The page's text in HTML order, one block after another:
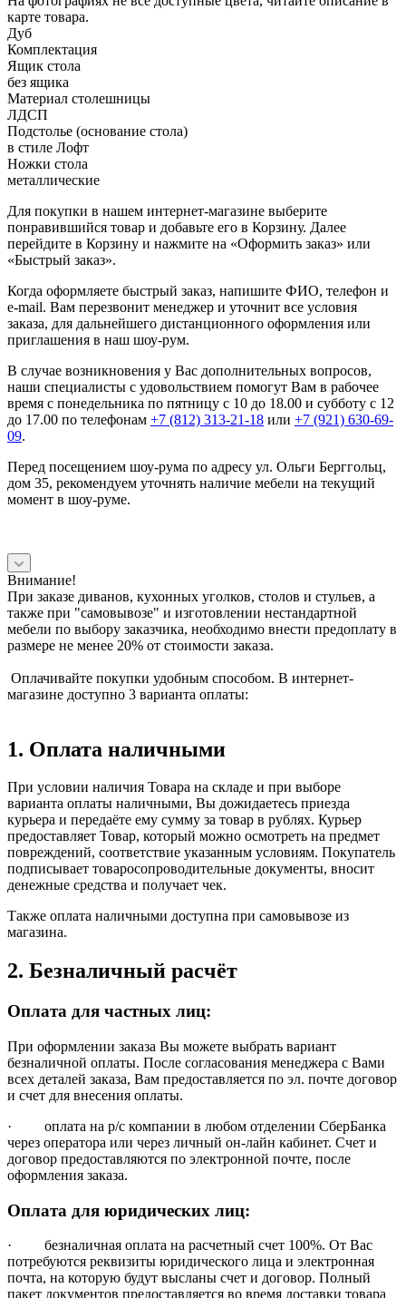
карте товара.
Дуб
Комплектация
Ящик стола
без ящика
Материал столешницы
ЛДСП
Подстолье (основание стола)
в стиле Лофт
Ножки стола
металлические
Для покупки в нашем интернет-магазине выберите
понравившийся товар и добавьте его в Корзину. Далее
перейдите в Корзину и нажмите на «Оформить заказ» или
«Быстрый заказ».
Когда оформляете быстрый заказ, напишите ФИО, телефон и
e-mail. Вам перезвонит менеджер и уточнит все условия
заказа, для дальнейшего дистанционного оформления или
приглашения в наш шоу-рум.
В случае возникновения у Вас дополнительных вопросов,
наши специалисты с удовольствием помогут Вам в рабочее
время с понедельника по пятницу с 10 до 18.00 и субботу с 12
до 17.00 по телефонам +7 (812) 313-21-18 или +7 (921) 630-69-
09.
Перед посещением шоу-рума по адресу ул. Ольги Берггольц,
дом 35, рекомендуем уточнять наличие мебели на текущий
момент в шоу-руме.
Внимание!
При заказе диванов, кухонных уголков, столов и стульев, а
также при "самовывозе" и изготовлении нестандартной
мебели по выбору заказчика, необходимо внести предоплату в
размере не менее 20% от стоимости заказа.
Оплачивайте покупки удобным способом. В интернет-
магазине доступно 3 варианта оплаты:
1. Оплата наличными
При условии наличия Товара на складе и при выборе
варианта оплаты наличными, Вы дожидаетесь приезда
курьера и передаёте ему сумму за товар в рублях. Курьер
предоставляет Товар, который можно осмотреть на предмет
повреждений, соответствие указанным условиям. Покупатель
подписывает товаросопроводительные документы, вносит
денежные средства и получает чек.
Также оплата наличными доступна при самовывозе из
магазина.
2. Безналичный расчёт
Оплата для частных лиц:
При оформлении заказа Вы можете выбрать вариант
безналичной оплаты. После согласования менеджера с Вами
всех деталей заказа, Вам предоставляется по эл. почте договор
и счет для внесения оплаты.
· оплата на р/с компании в любом отделении СберБанка
через оператора или через личный он-лайн кабинет. Счет и
договор предоставляются по электронной почте, после
оформления заказа.
Оплата для юридических лиц:
· безналичная оплата на расчетный счет 100%. От Вас
потребуются реквизиты юридического лица и электронная
почта, на которую будут высланы счет и договор. Полный
пакет документов предоставляется во время доставки товара